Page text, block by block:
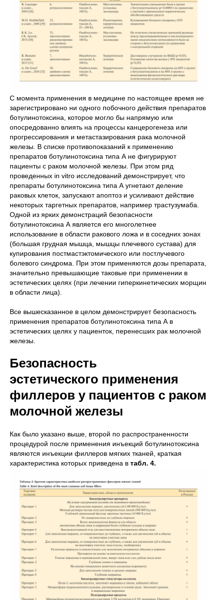
С момента применения в медицине по настоящее время не
зарегистрировано ни одного побочного действия препаратов
ботулинотоксина, которое могло бы напрямую или
опосредованно влиять на процессы канцерогенеза или
прогрессирования и метастазирования рака молочной
железы. В списке противопоказаний к применению
препаратов ботулинотоксина типа А не фигурируют
пациенты с раком молочной железы. При этом ряд
проведенных in vitro исследований демонстрирует, что
препараты ботулинотоксина типа А угнетают деление
раковых клеток, запускают апоптоз и усиливают действие
некоторых таргетных препаратов, например трастузумаба.
Одной из ярких демонстраций безопасности
ботулинотоксина А является его многолетнее
использование в области ракового ложа и в соседних зонах
(большая грудная мышца, мышцы плечевого сустава) для
купирования постмастэктомического или постлучевого
болевого синдрома. При этом применяются дозы препарата,
значительно превышающие таковые при применении в
эстетических целях (при лечении гиперкинетических морщин
в области лица).
Все вышесказанное в целом демонстрирует безопасность
применения препаратов ботулинотоксина типа А в
эстетических целях у пациенток, перенесших рак молочной
железы.
Безопасность
эстетического применения
филлеров у пациентов с раком
молочной железы
Как было указано выше, второй по распространенности
процедурой после применения инъекций ботулинотоксина
являются инъекции филлеров мягких тканей, краткая
характеристика которых приведена в табл. 4.